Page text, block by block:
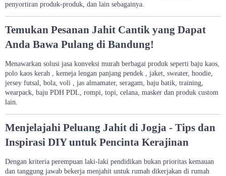
penyortiran produk-produk, dan lain sebagainya.
Temukan Pesanan Jahit Cantik yang Dapat
Anda Bawa Pulang di Bandung!
Menawarkan solusi jasa konveksi murah berbagai produk seperti baju kaos,
polo kaos kerah , kemeja lengan panjang pendek , jaket, sweater, hoodie,
jersey futsal, bola, voli , jas almamater, seragam, baju batik, training,
wearpack, baju PDH PDL, rompi, topi, celana, masker dan produk custom
lain.
Menjelajahi Peluang Jahit di Jogja - Tips dan
Inspirasi DIY untuk Pencinta Kerajinan
Dengan kriteria perempuan laki-laki pendidikan bukan prioritas kemauan
dan tanggung jawab bekerja menjahit untuk rumah dikerjakan di rumah